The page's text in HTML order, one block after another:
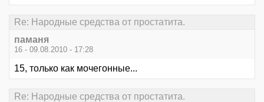
Re: Народные средства от простатита.
паманя
16 - 09.08.2010 - 17:28
15, только как мочегонные...
Re: Народные средства от простатита.